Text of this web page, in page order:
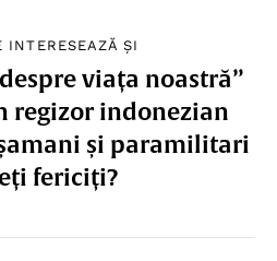
INTERESEAZĂ ȘI
despre viața noastră”
regizor indonezian
și paramilitari
fericiți?